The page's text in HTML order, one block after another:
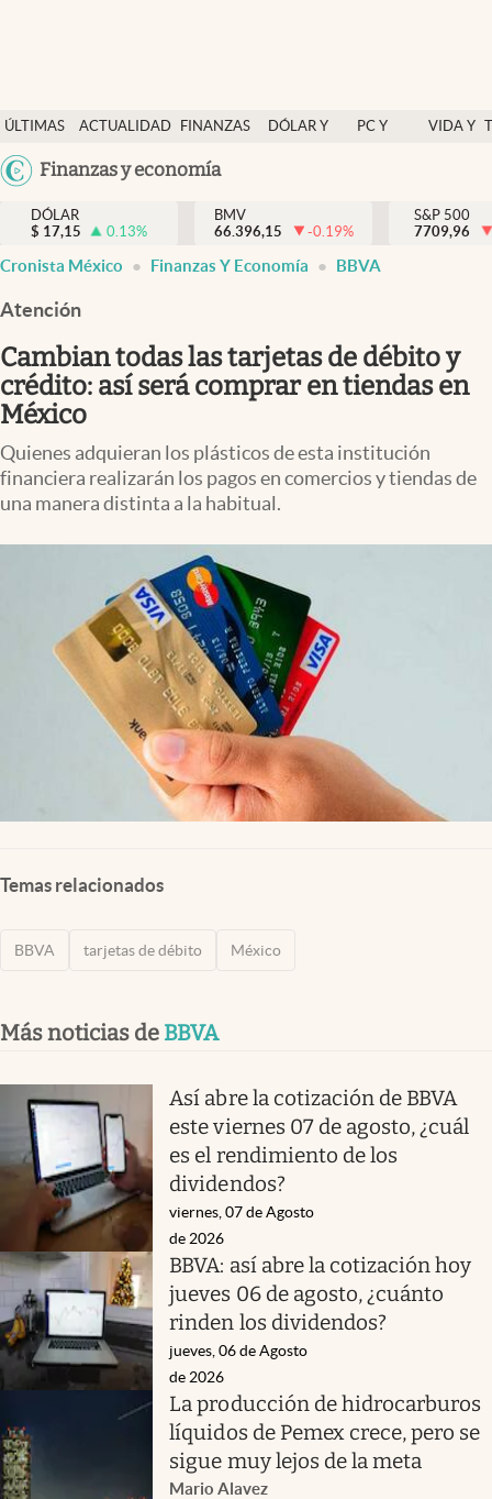
ÚLTIMAS
NOTICIAS
ACTUALIDAD
FINANZAS
DÓLAR Y
PC Y
VIDA Y
México
Finanzas y economía
Actualidad
Finanzas y economía
Dólar y mercados
Pc y celular
Vida y estilo
Tv
Clima
Espiritualidad
abre en nueva pestaña
México
DÓLAR
$ 17,15 0.13%
BMV
66.396,15
-0.19%
S&P 500
7709,96
Cronista México Finanzas Y Economía BBVA
Atención
Cambian todas las tarjetas de débito y
crédito: así será comprar en tiendas en
México
Quienes adquieran los plásticos de esta institución
financiera realizarán los pagos en comercios y tiendas de
una manera distinta a la habitual.
Temas relacionados
BBVA tarjetas de débito México
Más noticias de BBVA
Así abre la cotización de BBVA
este viernes 07 de agosto, ¿cuál
es el rendimiento de los
dividendos?
viernes, 07 de Agosto
de 2026
BBVA: así abre la cotización hoy
jueves 06 de agosto, ¿cuánto
rinden los dividendos?
jueves, 06 de Agosto
de 2026
La producción de hidrocarburos
líquidos de Pemex crece, pero se
sigue muy lejos de la meta
Mario Alavez